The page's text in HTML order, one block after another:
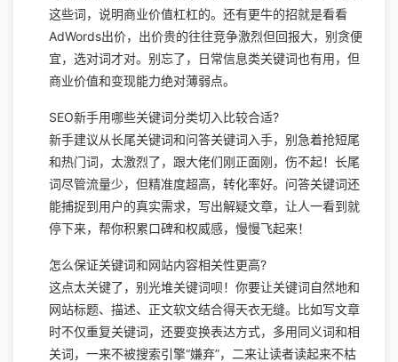
这些词，说明商业价值杠杠的。还有更牛的招就是看看
AdWords出价，出价贵的往往竞争激烈但回报大，别贪便
宜，选对词才对。别忘了，日常信息类关键词也有用，但
商业价值和变现能力绝对薄弱点。
SEO新手用哪些关键词分类切入比较合适?
新手建议从长尾关键词和问答关键词入手，别急着抢短尾
和热门词，太激烈了，跟大佬们刚正面刚，伤不起！长尾
词尽管流量少，但精准度超高，转化率好。问答关键词还
能捕捉到用户的真实需求，写出解疑文章，让人一看到就
停下来，帮你积累口碑和权威感，慢慢飞起来！
怎么保证关键词和网站内容相关性更高?
这点太关键了，别光堆关键词呗！你要让关键词自然地和
网站标题、描述、正文软文结合得天衣无缝。比如写文章
时不仅重复关键词，还要变换表达方式，多用同义词和相
关词，一来不被搜索引擎“嫌弃”，二来让读者读起来不枯